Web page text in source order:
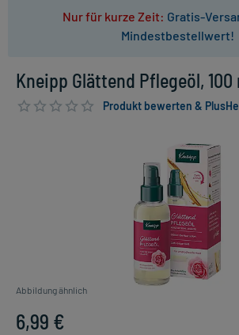
Nur für kurze Zeit: Gratis-
Mindestbestellwert!
Kneipp Glättend Pflegeöl, 100
Produkt bewerten &
Abbildung ähnlich
6,99 €